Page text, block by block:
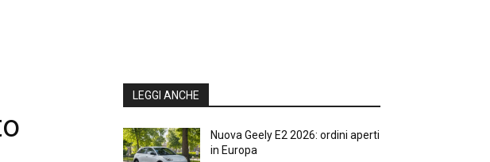
LEGGI ANCHE
Nuova Geely E2 2026: ordini aperti
in Europa